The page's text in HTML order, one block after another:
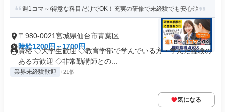
週1コマ～/得意な科目だけでOK！充実の研修で未経験でも安心◎
〒980-0021宮城県仙台市青葉区
時給1200円～1700円
資格 ◇大学生歓迎 ◇教育学部で学んでいる方・学んだ経験の
ある方歓迎 ◇非常勤講師との...
業界未経験歓迎 +21個
気になる